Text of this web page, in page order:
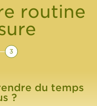
routine
3
du temps
?